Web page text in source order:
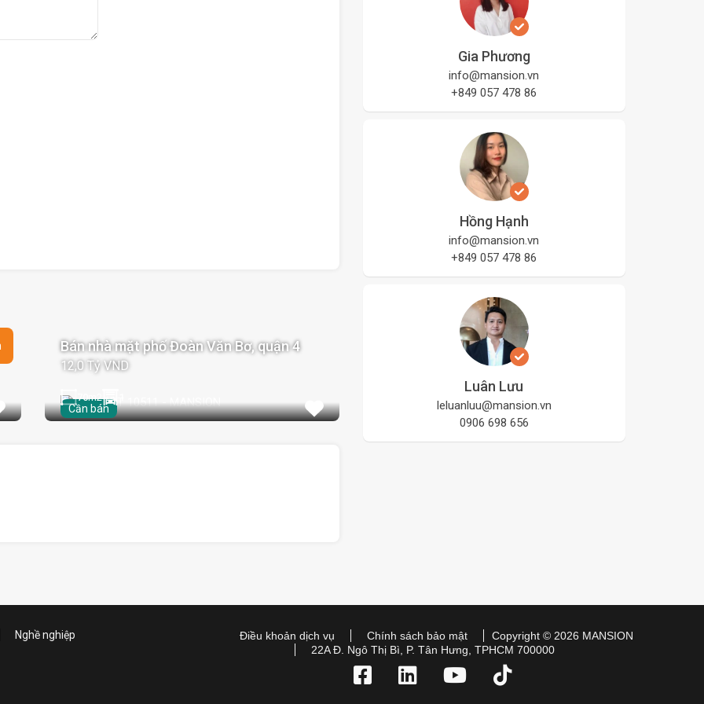
Cần bán
Bán nhà mặt phố Đoàn Văn Bơ, quận 4
12,0 Tỷ VND
70m2
Gia Phương
info@mansion.vn
+849 057 478 86
Hồng Hạnh
info@mansion.vn
+849 057 478 86
Luân Lưu
leluanluu@mansion.vn
0906 698 656
Nghề nghiệp
Điều khoản dịch vụ Chính sách bảo mật
Copyright © 2026 MANSION
22A Đ. Ngô Thị Bì, P. Tân Hưng, TPHCM 700000